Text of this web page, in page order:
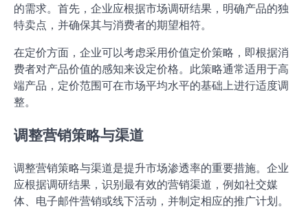
的需求。首先，企业应根据市场调研结果，明确产品的独
特卖点，并确保其与消费者的期望相符。
在定价方面，企业可以考虑采用价值定价策略，即根据消
费者对产品价值的感知来设定价格。此策略通常适用于高
端产品，定价范围可在市场平均水平的基础上进行适度调
整。
调整营销策略与渠道
调整营销策略与渠道是提升市场渗透率的重要措施。企业
应根据调研结果，识别最有效的营销渠道，例如社交媒
体、电子邮件营销或线下活动，并制定相应的推广计划。